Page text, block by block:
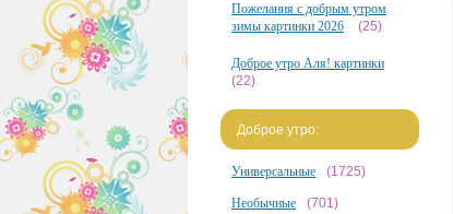
Пожелания с добрым утром
зимы картинки 2026
(25)
Доброе утро Аля! картинки
(22)
Доброе утро:
Универсальные (1725)
Необычные (701)